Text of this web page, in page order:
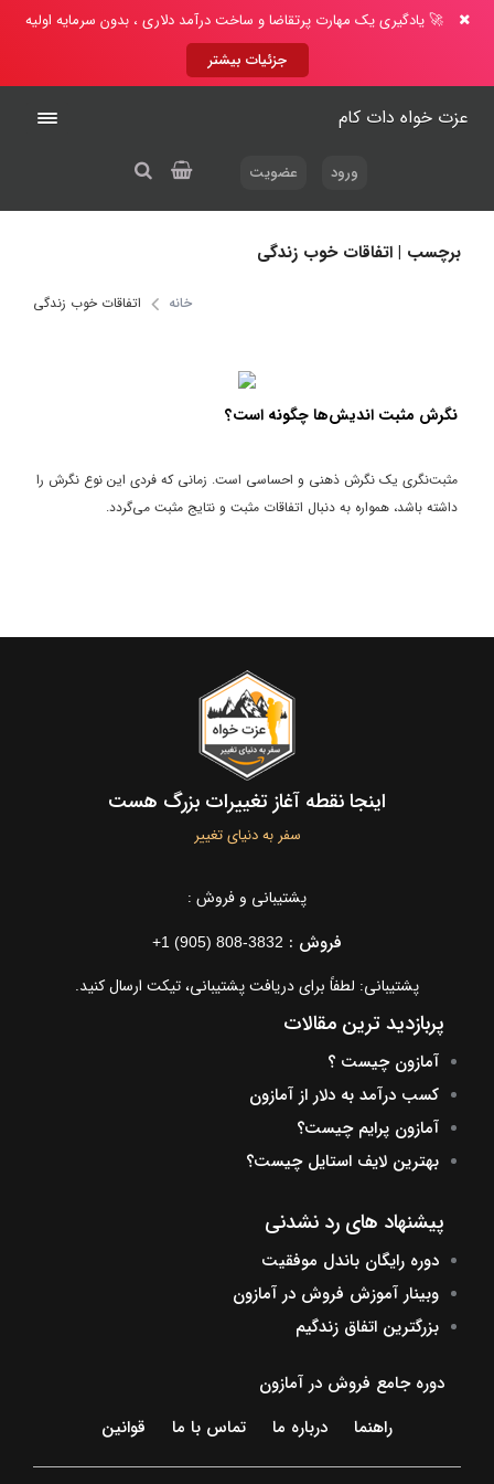
🚀 یادگیری یک مهارت پرتقاضا و ساخت درآمد دلاری ، بدون سرمایه اولیه
جزئیات بیشتر
عزت خواه دات کام
ورود عضویت
برچسب | اتفاقات خوب زندگی
خانه اتفاقات خوب زندگی
نگرش مثبت اندیش‌ها چگونه است؟
مثبت‌نگری یک نگرش ذهنی و احساسی است. زمانی که فردی این نوع نگرش را
داشته باشد، همواره به دنبال اتفاقات مثبت و نتایج مثبت می‌گردد.
اینجا نقطه آغاز تغییرات بزرگ هست
سفر به دنیای تغییر
پشتیبانی و فروش :
فروش : +1 (905) 808-3832
پشتیبانی: لطفاً برای دریافت پشتیبانی، تیکت ارسال کنید.
پربازدید ترین مقالات
آمازون چیست ؟
کسب درآمد به دلار از آمازون
آمازون پرایم چیست؟
بهترین لایف استایل چیست؟
پیشنهاد های رد نشدنی
دوره رایگان باندل موفقیت
وبینار آموزش فروش در آمازون
بزرگترین اتفاق زندگیم
دوره جامع فروش در آمازون
راهنما
درباره ما تماس با ما قوانین